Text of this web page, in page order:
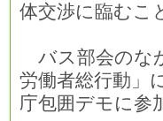
体交渉に臨むこ
バス部会のな
労働者総行動」
庁包囲デモに参